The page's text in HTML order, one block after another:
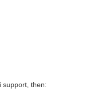
support, then: